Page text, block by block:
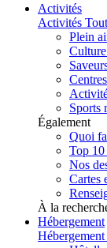
Activités
Activités
Plein
Sports
Également
Quoi
Top 10
Nos
Cartes
À la
Hébergement
Hébergement